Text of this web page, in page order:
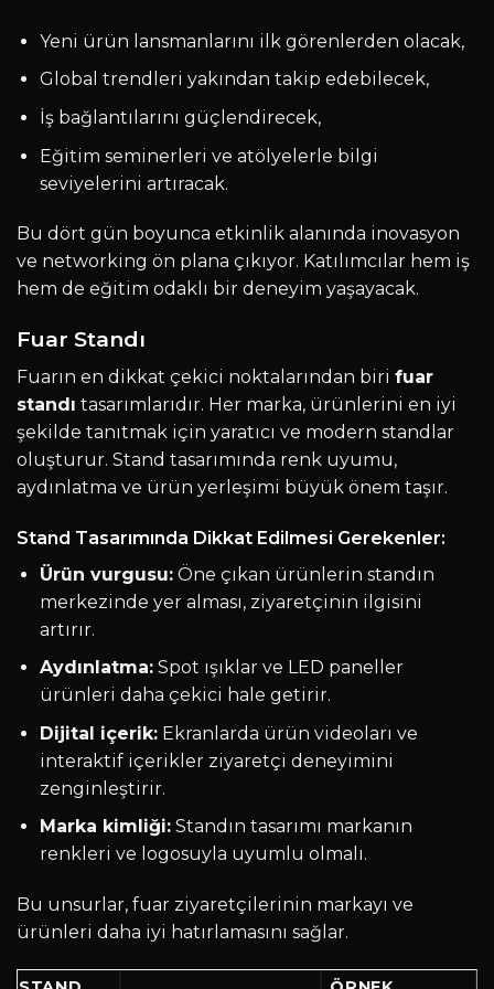
Yeni ürün lansmanlarını ilk görenlerden olacak,
Global trendleri yakından takip edebilecek,
İş bağlantılarını güçlendirecek,
Eğitim seminerleri ve atölyelerle bilgi
seviyelerini artıracak.
Bu dört gün boyunca etkinlik alanında inovasyon
ve networking ön plana çıkıyor. Katılımcılar hem iş
hem de eğitim odaklı bir deneyim yaşayacak.
Fuar Standı
Fuarın en dikkat çekici noktalarından biri fuar
standı tasarımlarıdır. Her marka, ürünlerini en iyi
şekilde tanıtmak için yaratıcı ve modern standlar
oluşturur. Stand tasarımında renk uyumu,
aydınlatma ve ürün yerleşimi büyük önem taşır.
Stand Tasarımında Dikkat Edilmesi Gerekenler:
Ürün vurgusu:Öne çıkan ürünlerin standın
merkezinde yer alması, ziyaretçinin ilgisini
artırır.
Aydınlatma:Spot ışıklar ve LED paneller
ürünleri daha çekici hale getirir.
Dijital içerik:Ekranlarda ürün videoları ve
interaktif içerikler ziyaretçi deneyimini
zenginleştirir.
Marka kimliği:Standın tasarımı markanın
renkleri ve logosuyla uyumlu olmalı.
Bu unsurlar, fuar ziyaretçilerinin markayı ve
ürünleri daha iyi hatırlamasını sağlar.